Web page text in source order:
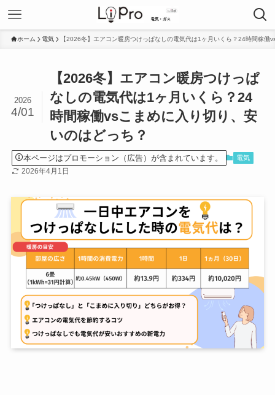
ホーム 電気 【2026冬】エアコン暖房つけっぱなしの電気代は1ヶ月いくら？24時間稼働
【2026冬】エアコン暖房つけっぱ
なしの電気代は1ヶ月いくら？24
時間稼働vsこまめに入り切り、安
いのはどっち？
2026
4/01
本ページはプロモーション（広告）が含まれています。 電気
2026年4月1日